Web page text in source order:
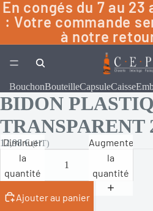
En congés du 7 au 23
: Votre commande
à notre
BouchonBouteilleCapsuleCaisse
BIDON
TRANSPARENT
12,98 €(HT)
Diminuer
la
quantité
Augmenter
la
quantité
Ajouter au panier